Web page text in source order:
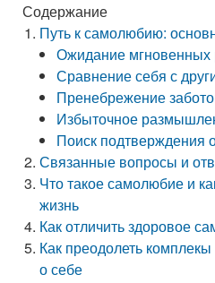
Содержание
Путь к самолюбию:
Ожидание мгновенных
Сравнение себя с
Пренебрежение
Избыточное
Поиск подтверждения
Связанные вопросы и
Что такое самолюбие и
жизнь
Как отличить здоровое
Как преодолеть
о себе